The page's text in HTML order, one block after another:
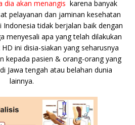
dia akan menangis karena banyak
pelayanan dan jaminan kesehatan
tidak berjalan baik dengan
menyesali apa yang telah dilakukan
ini disia-siakan yang seharusnya
kepada pasien & orang-orang yang
Jawa tengah atau belahan dunia
lainnya.